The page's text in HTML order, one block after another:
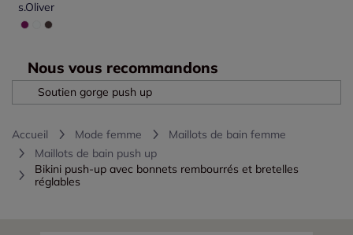
s.Oliver
Nous vous recommandons
Soutien gorge push up
Accueil Mode femme
Maillots de bain femme
Maillots de bain push up
Bikini push-up avec bonnets rembourrés et bretelles
réglables